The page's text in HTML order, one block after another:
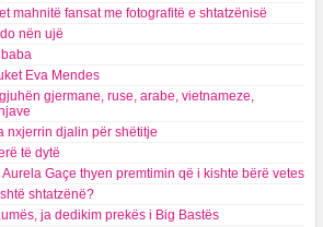
mahnitë fansat me fotografitë e shtatzënisë
nën ujë
Eva Mendes
gjermane, ruse, arabe, vietnameze,
nxjerrin djalin për shëtitje
të dytë
Gaçe thyen premtimin që i kishte bërë vetes
shtatzënë?
ja dedikim prekës i Big Bastës